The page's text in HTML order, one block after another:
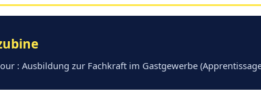
: Ausbildung zur Fachkraft im Gastgewerbe